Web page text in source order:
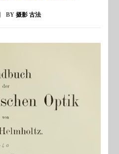
BY摄影 古法